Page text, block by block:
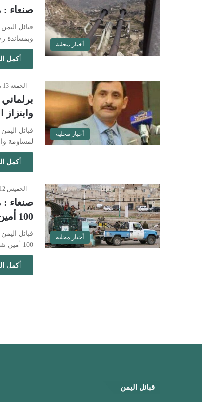
أخبار محلية
صنعاء : مقتل 30 عنصر من المليشيات
قبائل
وبمساندة
أكمل
أخبار محلية
الجمعة 13 نوفمبر 2020 - 2:34 مساءً
وابتزاز
قبائل
لمساومة
أكمل
أخبار محلية
الخميس 12 نوفمبر 2020 - 8:47 مساءً
صنعاء :
100 أمين شرعي
قبائل
100 أمين شرعي…
أكمل
قبائل اليمن